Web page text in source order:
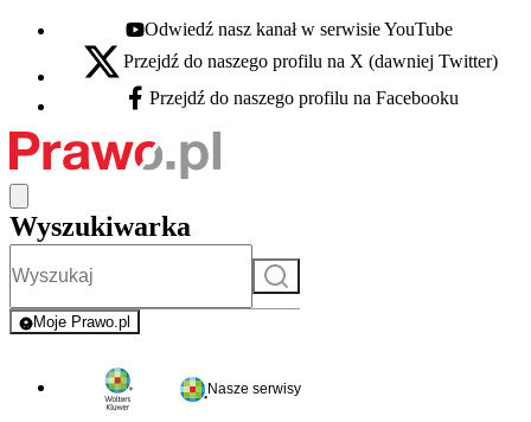
Youtube - otwiera się w nowej karcie
Odwiedź nasz kanał w serwisie YouTube
X - otwiera się w nowej karcie
Przejdź do naszego profilu na X (dawniej Twitter)
Facebook - otwiera się w nowej karcie
Przejdź do naszego profilu na Facebooku
Wyszukiwarka
Szukaj
Moje Prawo.pl
- rejestracja i logowanie do serwisu
Nasze serwisy